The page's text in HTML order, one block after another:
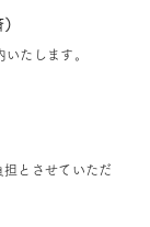
たします。
とさせていただ